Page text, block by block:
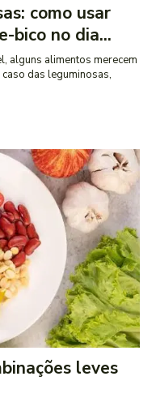
como usar
bico no dia...
alguns alimentos merecem
das leguminosas,
leves